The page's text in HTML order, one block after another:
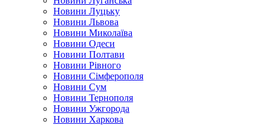
Новини Луцьку
Новини Львова
Новини Миколаїва
Новини Одеси
Новини Полтави
Новини Рівного
Новини Сімферополя
Новини Сум
Новини Тернополя
Новини Ужгорода
Новини Харкова